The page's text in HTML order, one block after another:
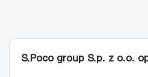
S.Poco group S.p. z o.o.